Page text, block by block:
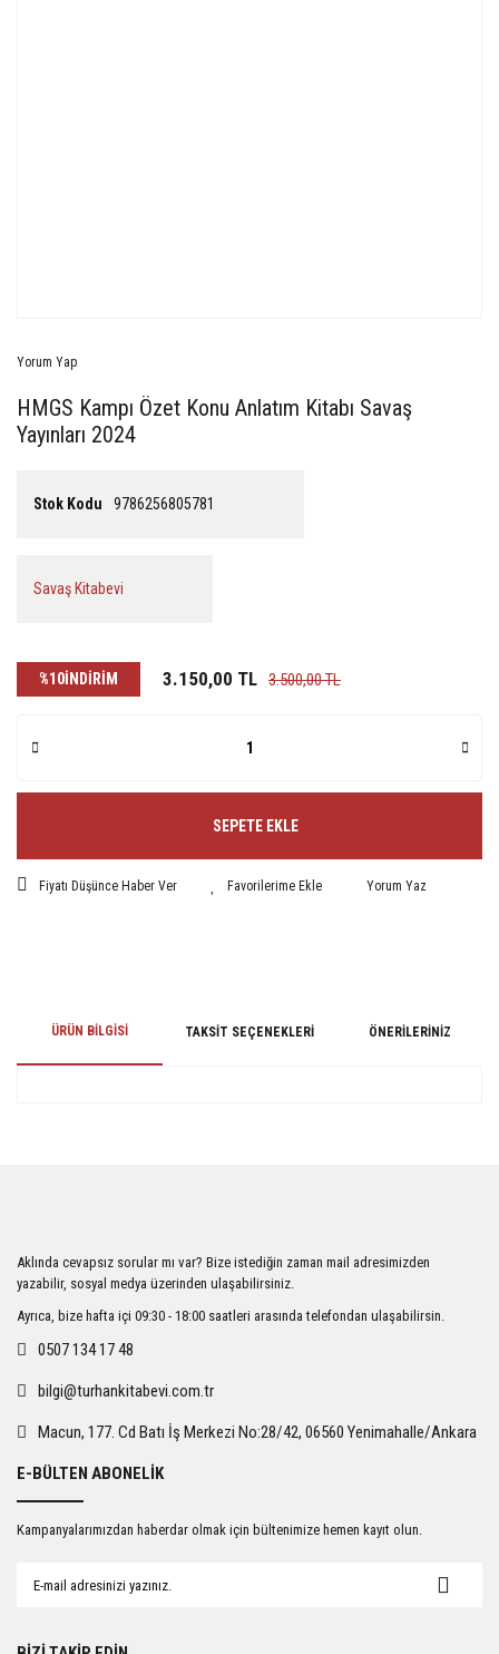
Yorum Yap
HMGS Kampı Özet Konu Anlatım Kitabı Savaş
Yayınları 2024
Stok Kodu 9786256805781
Savaş Kitabevi
%10İNDİRİM 3.150,00 TL 3.500,00 TL
SEPETE EKLE
Fiyatı Düşünce Haber Ver Yorum Yaz
ÜRÜN BILGISI TAKSIT SEÇENEKLERI ÖNERILERINIZ
Ürün açıklamasında eksik bilgiler bulunuyor.
Ürün bilgilerinde hatalar bulunuyor.
Ürün fiyatı diğer sitelerden daha pahalı.
Gönder
Aklında cevapsız sorular mı var? Bize istediğin zaman mail adresimizden
yazabilir, sosyal medya üzerinden ulaşabilirsiniz.
Ayrıca, bize hafta içi 09:30 - 18:00 saatleri arasında telefondan ulaşabilirsin.
0507 134 17 48
bilgi@turhankitabevi.com.tr
Macun, 177. Cd Batı İş Merkezi No:28/42, 06560 Yenimahalle/Ankara
E-BÜLTEN ABONELİK
Kampanyalarımızdan haberdar olmak için bültenimize hemen kayıt olun.